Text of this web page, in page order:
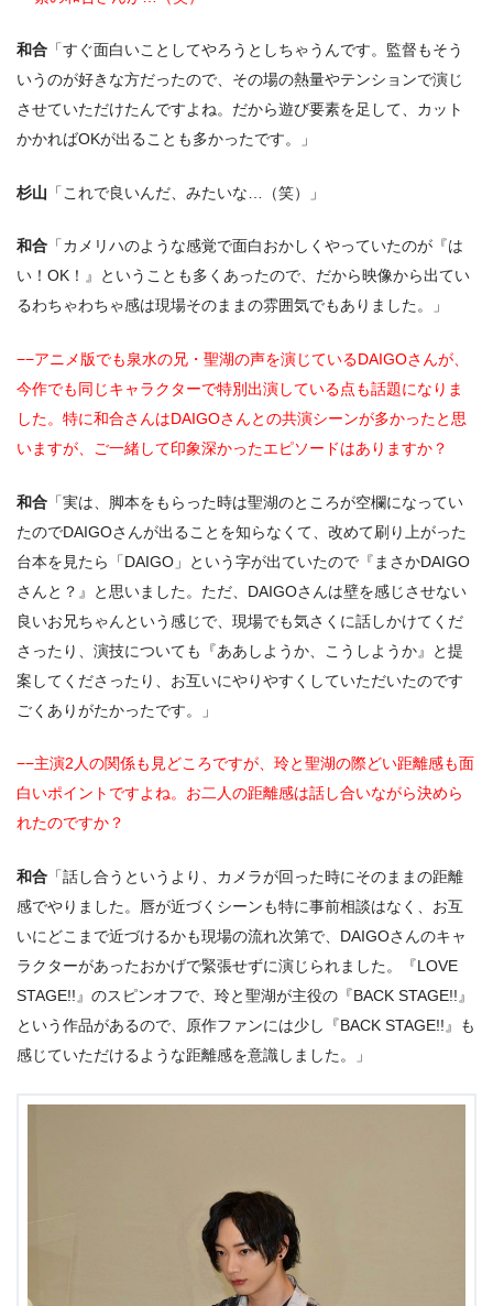
和合 「すぐ面白いことしてやろうとしちゃうんです。監督もそう
いうのが好きな方だったので、その場の熱量やテンションで演じ
させていただけたんですよね。だから遊び要素を足して、カット
かかればOKが出ることも多かったです。」
杉山 「これで良いんだ、みたいな…（笑）」
和合 「カメリハのような感覚で面白おかしくやっていたのが『は
い！OK！』ということも多くあったので、だから映像から出てい
るわちゃわちゃ感は現場そのままの雰囲気でもありました。」
−−アニメ版でも泉水の兄・聖湖の声を演じているDAIGOさんが、
今作でも同じキャラクターで特別出演している点も話題になりま
した。特に和合さんはDAIGOさんとの共演シーンが多かったと思
いますが、ご一緒して印象深かったエピソードはありますか？
和合 「実は、脚本をもらった時は聖湖のところが空欄になってい
たのでDAIGOさんが出ることを知らなくて、改めて刷り上がった
台本を見たら「DAIGO」という字が出ていたので『まさかDAIGO
さんと？』と思いました。ただ、DAIGOさんは壁を感じさせない
良いお兄ちゃんという感じで、現場でも気さくに話しかけてくだ
さったり、演技についても『ああしようか、こうしようか』と提
案してくださったり、お互いにやりやすくしていただいたのです
ごくありがたかったです。」
−−主演2人の関係も見どころですが、玲と聖湖の際どい距離感も面
白いポイントですよね。お二人の距離感は話し合いながら決めら
れたのですか？
和合 「話し合うというより、カメラが回った時にそのままの距離
感でやりました。唇が近づくシーンも特に事前相談はなく、お互
いにどこまで近づけるかも現場の流れ次第で、DAIGOさんのキャ
ラクターがあったおかげで緊張せずに演じられました。『LOVE
STAGE!!』のスピンオフで、玲と聖湖が主役の『BACK STAGE!!』
という作品があるので、原作ファンには少し『BACK STAGE!!』も
感じていただけるような距離感を意識しました。」